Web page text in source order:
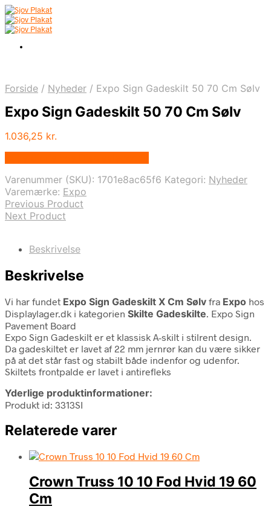
Forside / Nyheder / Expo Sign Gadeskilt 50 70 Cm Sølv
Expo Sign Gadeskilt 50 70 Cm Sølv
1.036,25 kr.
Varenummer (SKU): 1701e8ac65f6 Kategori: Nyheder
Varemærke: Expo
Previous Product
Next Product
Beskrivelse
Beskrivelse
Vi har fundet Expo Sign Gadeskilt X Cm Sølv fra Expo hos
Displaylager.dk i kategorien Skilte Gadeskilte. Expo Sign
Pavement Board
Expo Sign Gadeskilt er et klassisk A-skilt i stilrent design.
Da gadeskiltet er lavet af 22 mm jernrør kan du være sikker
på at det står fast og stabilt både indenfor og udenfor.
Skiltets frontpalde er lavet i antirefleks
Yderlige produktinformationer:
Produkt id: 3313SI
Relaterede varer
Crown Truss 10 10 Fod Hvid 19 60
Cm